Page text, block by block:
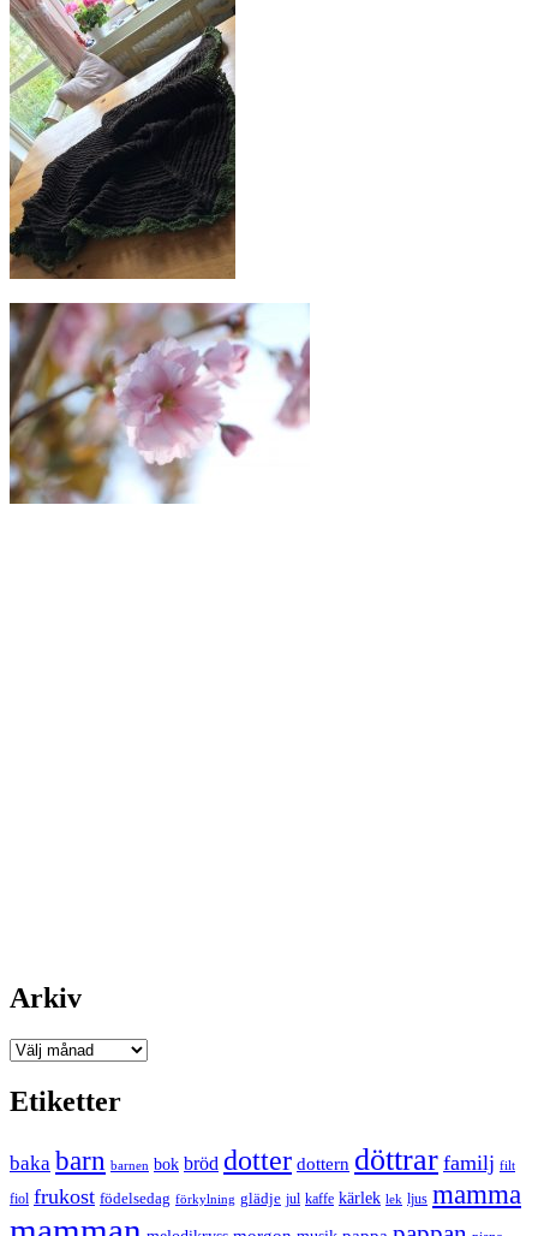
Arkiv
Arkiv
Etiketter
baka barn barnen bok bröd dotter dottern döttrar familj filt
fiol frukost födelsedag förkylning glädje jul kaffe kärlek lek ljus mamma